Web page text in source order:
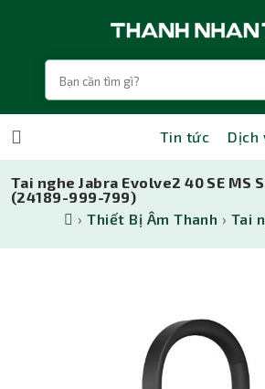
Tin tức Dịch
Tai nghe Jabra Evolve2 40 SE MS
(24189-999-799)
›Thiết Bị Âm Thanh › Tai